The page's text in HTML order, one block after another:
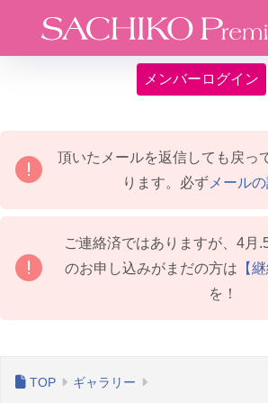
メンバーログイン
頂いたメールを返信しても戻っ
ります。必ず メール
ご連絡済ではありますが、4月
のお申し込みがまだの方は 【
を！
ギャラリー